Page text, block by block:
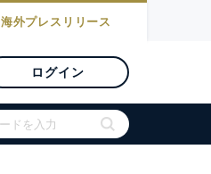
海外プレスリリース
ログイン